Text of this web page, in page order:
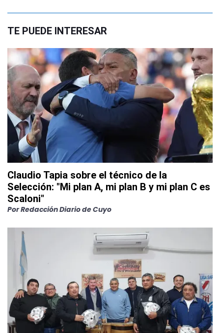
TE PUEDE INTERESAR
Claudio Tapia sobre el técnico de la
Selección: "Mi plan A, mi plan B y mi plan C es
Scaloni"
PorRedacción Diario de Cuyo